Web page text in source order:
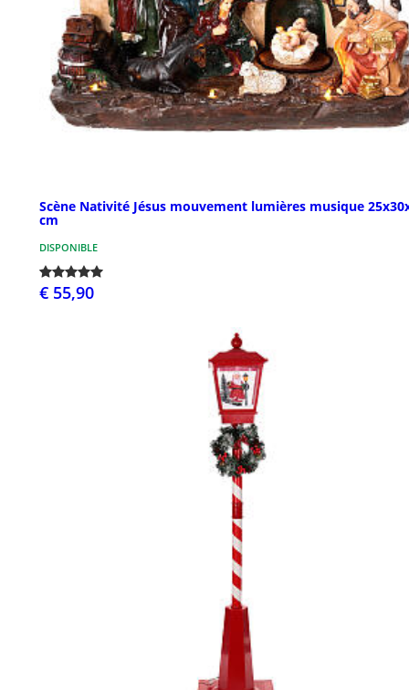
Scène Nativité Jésus mouvement lumières musique
cm
DISPONIBLE
€ 55,90